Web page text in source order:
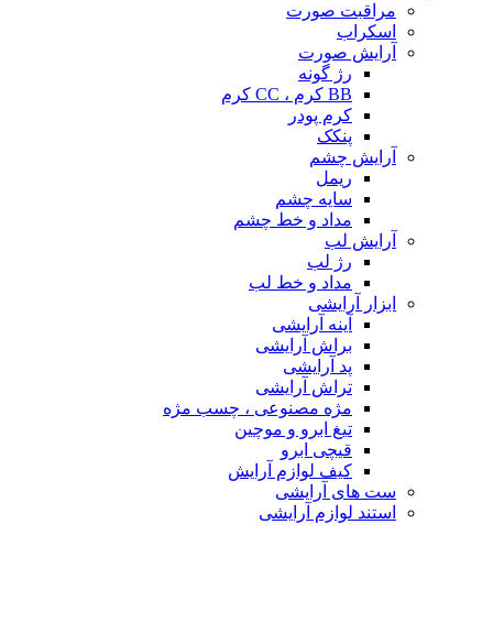
مراقبت صورت
اسکراب
آرایش صورت
رژ گونه
BB کرم ، CC کرم
کرم پودر
پنکک
آرایش چشم
ریمل
سایه چشم
مداد و خط چشم
آرایش لب
رژ لب
مداد و خط لب
ابزار آرایشی
آینه آرایشی
براش آرایشی
پد آرایشی
تراش آرایشی
مژه مصنوعی ، چسب مژه
تیغ ابرو و موچین
قیچی ابرو
کیف لوازم آرایش
ست های آرایشی
استند لوازم آرایشی